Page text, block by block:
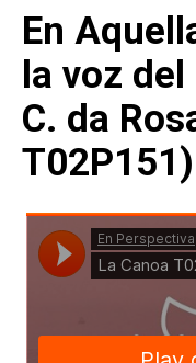
En
la voz
C. da
T02P151)